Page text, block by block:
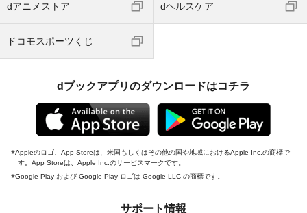
dアニメストア dヘルスケア
ドコモスポーツくじ
dブックアプリのダウンロードはコチラ
Appleのロゴ、App Storeは、米国もしくはその他の国や地域におけるApple Inc.の商標で
す。App Storeは、Apple Inc.のサービスマークです。
Google Play および Google Play ロゴは Google LLC の商標です。
サポート情報